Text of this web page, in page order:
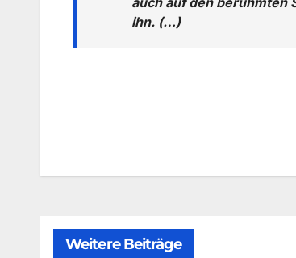
ihn. (…)
Weitere Beiträge